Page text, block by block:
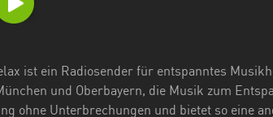
ist ein Radiosender für entspanntes
und Oberbayern, die Musik zum
ohne Unterbrechungen und bietet so eine